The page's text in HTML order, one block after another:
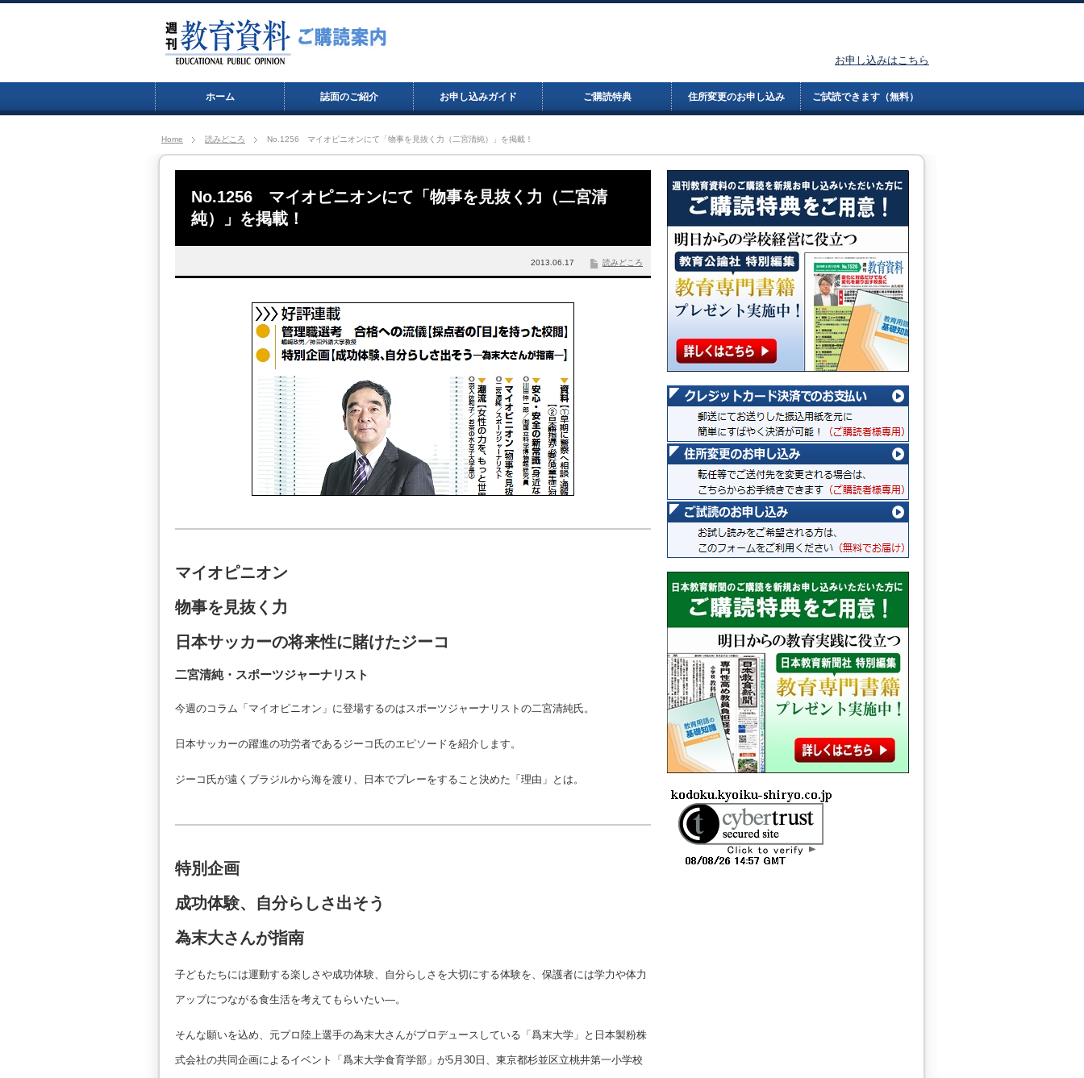
ホーム 誌面のご紹介 お申し込みガイド ご購読特典 住所変更のお申し込み ご試読できます（無料）
お申し込みはこちら
Home 読みどころ No.1256 マイオピニオンにて「物事を見抜く力（二宮清純）」を掲載！
No.1256 マイオピニオンにて「物事を見抜く力（二宮清
純）」を掲載！
読みどころ
2013.06.17
マイオピニオン
物事を見抜く力
日本サッカーの将来性に賭けたジーコ
二宮清純・スポーツジャーナリスト
今週のコラム「マイオピニオン」に登場するのはスポーツジャーナリストの二宮清純氏。
日本サッカーの躍進の功労者であるジーコ氏のエピソードを紹介します。
ジーコ氏が遠くブラジルから海を渡り、日本でプレーをすること決めた「理由」とは。
特別企画
成功体験、自分らしさ出そう
為末大さんが指南
子どもたちには運動する楽しさや成功体験、自分らしさを大切にする体験を、保護者には学力や体力
アップにつながる食生活を考えてもらいたい―。
そんな願いを込め、元プロ陸上選手の為末大さんがプロデュースしている「爲末大学」と日本製粉株
式会社の共同企画によるイベント「爲末大学食育学部」が5月30日、東京都杉並区立桃井第一小学校